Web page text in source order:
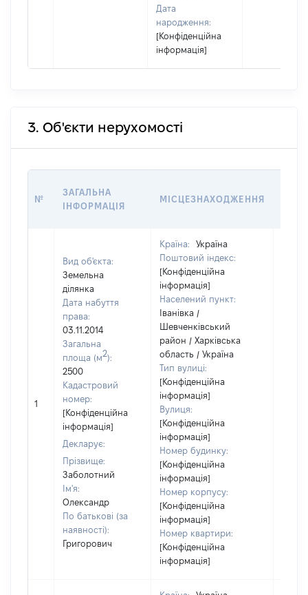
Дата
народження:
[Конфіденційна
інформація]
3. Об'єкти нерухомості
№
ЗАГАЛЬНА
ІНФОРМАЦІЯ
МІСЦЕЗНАХОДЖЕННЯ
1
Вид об'єкта:
Земельна
ділянка
Дата набуття
права:
03.11.2014
Загальна
площа (м2):
2500
Кадастровий
номер:
[Конфіденційна
інформація]
Декларує:
Прізвище:
Заболотний
Ім'я:
Олександр
По батькові (за
наявності):
Григорович
Країна:
Україна
Поштовий індекс:
[Конфіденційна
інформація]
Населений пункт:
Іванівка /
Шевченківський
район / Харківська
область / Україна
Тип вулиці:
[Конфіденційна
інформація]
Вулиця:
[Конфіденційна
інформація]
Номер будинку:
[Конфіденційна
інформація]
Номер корпусу:
[Конфіденційна
інформація]
Номер квартири:
[Конфіденційна
інформація]